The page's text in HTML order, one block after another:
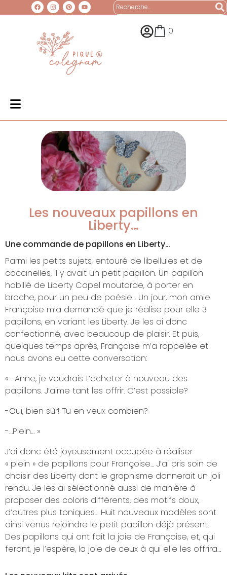
0
Les nouveaux papillons en
Liberty…
Une commande de papillons en Liberty…
Parmi les petits sujets, entouré de libellules et de
coccinelles, il y avait un petit papillon. Un papillon
habillé de Liberty Capel moutarde, à porter en
broche, pour un peu de poésie… Un jour, mon amie
Françoise m’a demandé que je réalise pour elle 3
papillons, en variant les Liberty. Je les ai donc
confectionné, avec beaucoup de plaisir. Et puis,
quelques temps après, Françoise m’a rappelée et
nous avons eu cette conversation:
« -Anne, je voudrais t’acheter à nouveau des
papillons. J’aime tant les offrir. C’est possible?
-Oui, bien sûr! Tu en veux combien?
-…Plein… »
J’ai donc été joyeusement occupée à réaliser
« plein » de papillons pour Françoise… J’ai pris soin de
choisir des Liberty dont le graphisme donnerait un joli
rendu. Je les ai sélectionné aussi de manière à
proposer des coloris différents, des motifs doux,
d’autres plus toniques… Huit nouveaux modèles sont
ainsi venus rejoindre le petit papillon déjà présent.
Des papillons qui ont fait la joie de Françoise, et, qui
feront, je l’espère, la joie de ceux à qui elle les offrira…